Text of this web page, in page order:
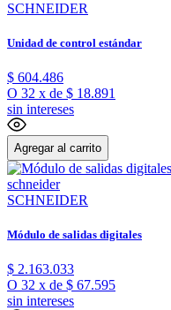
SCHNEIDER
Unidad de control estándar
$ 604.486
O 32 x de $ 18.891
sin intereses
Agregar al carrito
SCHNEIDER
Módulo de salidas digitales
$ 2.163.033
O 32 x de $ 67.595
sin intereses